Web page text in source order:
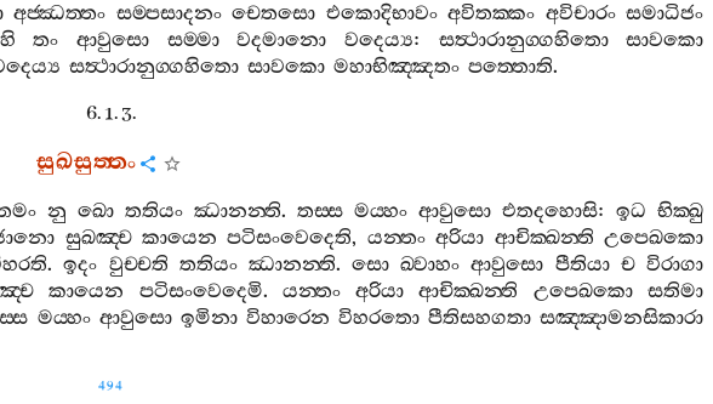
අජ‍්ඣත‍්තං සම‍්පසාදනං චෙතසො එකොදිභාවං අවිතක‍්කං අවිචාරං සමාධිජං
හි තං ආවුසො සම‍්මා වදමානො වදෙය්‍ය: සත්‍ථාරානුග‍්ගහිතො
සාවකො
සත්‍ථාරානුග‍්ගහිතො සාවකො මහාභිඤ‍්ඤතං පත‍්තොති.
6. 1. 3.
සුඛසුත‍්තං
නු ඛො තතියං ඣානන‍්ති.තස‍්ස මය‍්හං ආවුසො එතදහොසි:ඉධ භික‍්ඛු
සුඛඤ‍්ච කායෙන පටිසංවෙදෙති, යන‍්තං අරියා ආචික‍්ඛන‍්ති උපෙඛකො
.ඉදං වුච‍්චති තතියං ඣානන‍්ති.සො ඛ‍්වාහං ආවුසො පීතියා ච විරාගා
කායෙන පටිසංවෙදෙමි. යන‍්තං අරියා ආචික‍්ඛන‍්ති උපෙඛකො
සතිමා
මය‍්හං ආවුසො ඉමිනා විහාරෙන විහරතො පීතිසහගතා සඤ‍්ඤාමනසිකාරා
494